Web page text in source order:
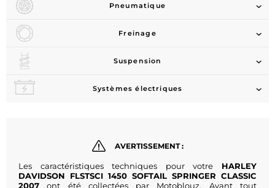
Pneumatique
Freinage
Suspension
Systèmes électriques
AVERTISSEMENT :
Les caractéristiques techniques pour votre HARLEY
DAVIDSON FLSTSCI 1450 SOFTAIL SPRINGER CLASSIC
2007 ont été collectées par Motoblouz. Avant tout